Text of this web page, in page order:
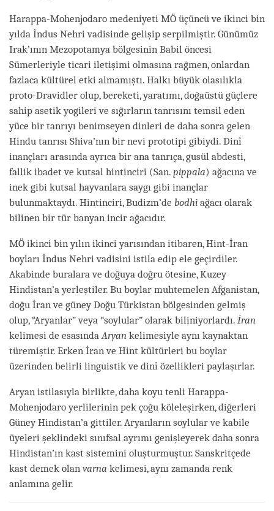
Harappa-Mohenjodaro medeniyeti MÖ üçüncü ve ikinci bin
yılda İndus Nehri vadisinde gelişip serpilmiştir. Günümüz
Irak’ının Mezopotamya bölgesinin Babil öncesi
Sümerleriyle ticari iletişimi olmasına rağmen, onlardan
fazlaca kültürel etki almamıştı. Halkı büyük olasılıkla
proto-Dravidler olup, bereketi, yaratımı, doğaüstü güçlere
sahip asetik yogileri ve sığırların tanrısını temsil eden
yüce bir tanrıyı benimseyen dinleri de daha sonra gelen
Hindu tanrısı Shiva’nın bir nevi prototipi gibiydi. Dinî
inançları arasında ayrıca bir ana tanrıça, gusül abdesti,
fallik ibadet ve kutsal hintinciri (San. pippala) ağacına ve
inek gibi kutsal hayvanlara saygı gibi inançlar
bulunmaktaydı. Hintinciri, Budizm’de bodhi ağacı olarak
bilinen bir tür banyan incir ağacıdır.
MÖ ikinci bin yılın ikinci yarısından itibaren, Hint-İran
boyları İndus Nehri vadisini istila edip ele geçirdiler.
Akabinde buralara ve doğuya doğru ötesine, Kuzey
Hindistan’a yerleştiler. Bu boylar muhtemelen Afganistan,
doğu İran ve güney Doğu Türkistan bölgesinden gelmiş
olup, “Aryanlar” veya “soylular” olarak biliniyorlardı. İran
kelimesi de esasında Aryan kelimesiyle aynı kaynaktan
türemiştir. Erken İran ve Hint kültürleri bu boylar
üzerinden belirli linguistik ve dinî özellikleri paylaşırlar.
Aryan istilasıyla birlikte, daha koyu tenli Harappa-
Mohenjodaro yerlilerinin pek çoğu köleleşirken, diğerleri
Güney Hindistan’a gittiler. Aryanların soylular ve kabile
üyeleri şeklindeki sınıfsal ayrımı genişleyerek daha sonra
Hindistan’ın kast sistemini oluşturmuştur. Sanskritçede
kast demek olan varna kelimesi, aynı zamanda renk
anlamına gelir.